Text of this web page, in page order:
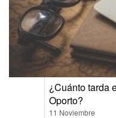
¿Cuánto tarda
Oporto?
11 Noviembre